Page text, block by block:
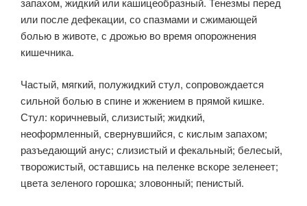
или после дефекации, со спазмами и сжимающей
болью в животе, с дрожью во время опорожнения
кишечника.
Частый, мягкий, полужидкий стул, сопровождается
сильной болью в спине и жжением в прямой кишке.
Стул: коричневый, слизистый; жидкий,
неоформленный, свернувшийся, с кислым запахом;
разъедающий анус; слизистый и фекальный; белесый,
творожистый, оставшись на пеленке вскоре зеленеет;
цвета зеленого горошка; зловонный; пенистый.